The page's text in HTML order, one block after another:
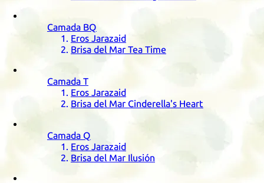
Camada BQ
Eros Jarazaid
Brisa del Mar Tea Time
Camada T
Eros Jarazaid
Brisa del Mar Cinderella's Heart
Camada Q
Eros Jarazaid
Brisa del Mar Ilusión